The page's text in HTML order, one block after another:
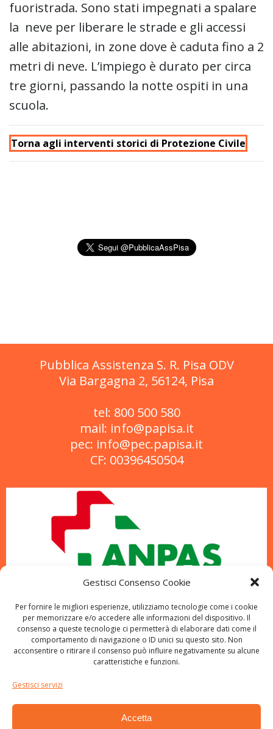
Gestisci Consenso Cookie
Per fornire le migliori esperienze, utilizziamo tecnologie come i cookie
per memorizzare e/o accedere alle informazioni del dispositivo. Il
consenso a queste tecnologie ci permetterà di elaborare dati come il
comportamento di navigazione o ID unici su questo sito. Non
acconsentire o ritirare il consenso può influire negativamente su alcune
caratteristiche e funzioni.
Gestisci servizi
Accetta
fuoristrada. Sono stati impegnati a spalare
la neve per liberare le strade e gli accessi
alle abitazioni, in zone dove è caduta fino a 2
metri di neve. L’impiego è durato per circa
tre giorni, passando la notte ospiti in una
scuola.
Torna agli interventi storici di Protezione Civile
Pubblica Assistenza S. R. Pisa ODV
Via Bargagna 2, 56124, Pisa
tel: 800 500 580
mail: info@papisa.it
pec: info@pec.papisa.it
CF: 00396450504